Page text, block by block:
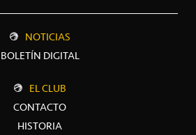
NOTICIAS
BOLETÍN DIGITAL
EL CLUB
CONTACTO
HISTORIA